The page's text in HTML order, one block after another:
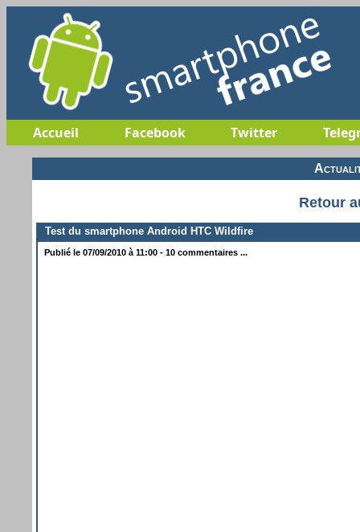
Accueil Facebook Twitter
Retour
Test du smartphone Android HTC Wildfire
Publié le 07/09/2010 à 11:00 - 10 commentaires ...